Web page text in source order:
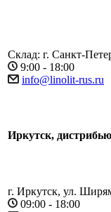
Склад: г. Санкт-
9:00 - 18:00
info@linolit-rus.ru
Иркутск,
г. Иркутск, ул.
09:00 - 18:00